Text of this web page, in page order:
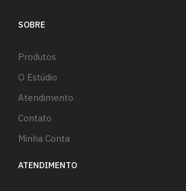
SOBRE
Produtos
O Estúdio
Atendimento
Contato
Minha Conta
ATENDIMENTO